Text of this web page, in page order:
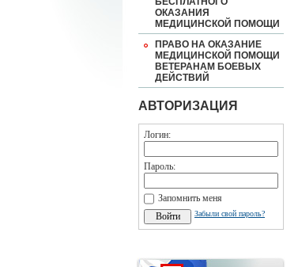
ОКАЗАНИЯ
МЕДИЦИНСКОЙ ПОМОЩИ
ПРАВО НА ОКАЗАНИЕ
МЕДИЦИНСКОЙ ПОМОЩИ
ВЕТЕРАНАМ БОЕВЫХ
ДЕЙСТВИЙ
АВТОРИЗАЦИЯ
Логин:
Пароль:
Запомнить меня
Забыли свой пароль?